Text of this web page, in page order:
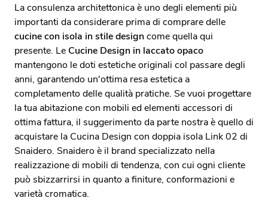
La consulenza architettonica è uno degli elementi più
importanti da considerare prima di comprare delle
cucine con isola in stile designcome quella qui
presente. Le Cucine Design in laccato opaco
mantengono le doti estetiche originali col passare degli
anni, garantendo un'ottima resa estetica a
completamento delle qualità pratiche. Se vuoi progettare
la tua abitazione con mobili ed elementi accessori di
ottima fattura, il suggerimento da parte nostra è quello di
acquistare la Cucina Design con doppia isola Link 02 di
Snaidero. Snaidero è il brand specializzato nella
realizzazione di mobili di tendenza, con cui ogni cliente
può sbizzarrirsi in quanto a finiture, conformazioni e
varietà cromatica.